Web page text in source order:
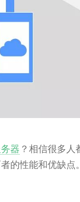
器 ？相信很多人
的性能和优缺点。